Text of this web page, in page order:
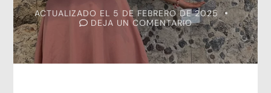
ACTUALIZADO EL 5 DE FEBRERO DE 2025
DEJA UN COMENTARIOEN
ANDREA
ROSALÍA
BARRERA
VEGA